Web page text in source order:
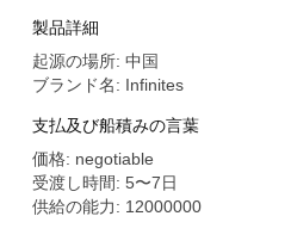
ゲーム用ラップトップPC
製品詳細
起源の場所: 中国
ブランド名: Infinites
支払及び船積みの言葉
価格: negotiable
受渡し時間: 5〜7日
供給の能力: 12000000